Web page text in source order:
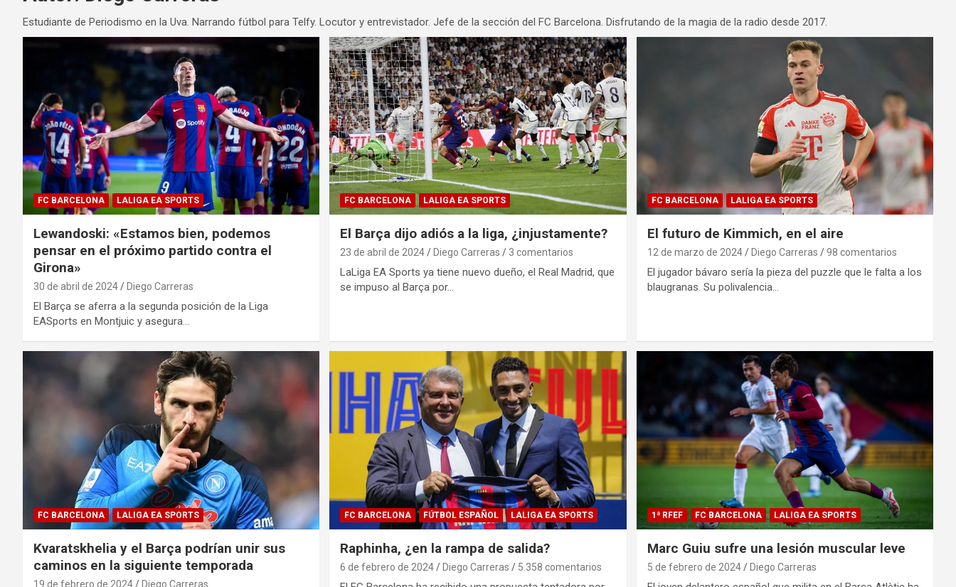
Estudiante de Periodismo en la Uva. Narrando fútbol para Telfy. Locutor y entrevistador. Jefe de la sección del FC Barcelona. Disfrutando de la magia de la radio desde 2017.
FC BARCELONA LALIGA EA SPORTS
Lewandoski: «Estamos bien, podemos
pensar en el próximo partido contra el
Girona»
30 de abril de 2024 Diego Carreras
El Barça se aferra a la segunda posición de la Liga
EASports en Montjuic y asegura…
FC BARCELONA LALIGA EA SPORTS
El Barça dijo adiós a la liga, ¿injustamente?
23 de abril de 2024 Diego Carreras 3 comentarios
LaLiga EA Sports ya tiene nuevo dueño, el Real Madrid, que
se impuso al Barça por…
FC BARCELONA LALIGA EA SPORTS
El futuro de Kimmich, en el aire
12 de marzo de 2024 Diego Carreras 98 comentarios
El jugador bávaro sería la pieza del puzzle que le falta a los
blaugranas. Su polivalencia…
FC BARCELONA LALIGA EA SPORTS
Kvaratskhelia y el Barça podrían unir sus
caminos en la siguiente temporada
19 de febrero de 2024 Diego Carreras
FC BARCELONA FÚTBOL ESPAÑOL LALIGA EA SPORTS
Raphinha, ¿en la rampa de salida?
6 de febrero de 2024 Diego Carreras 5.358 comentarios
1ª RFEF FC BARCELONA LALIGA EA SPORTS
Marc Guiu sufre una lesión muscular leve
5 de febrero de 2024 Diego Carreras